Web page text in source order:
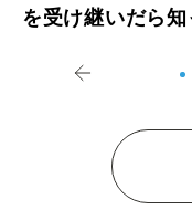
を受け継いだら